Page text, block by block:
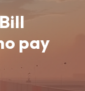
pay